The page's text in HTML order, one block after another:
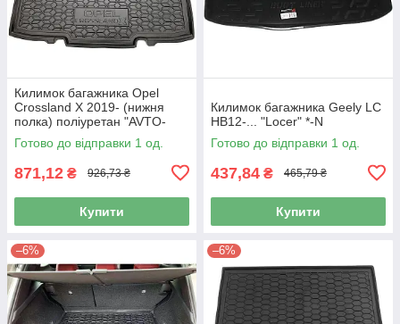
Килимок багажника Opel
Crossland X 2019- (нижня
полка) поліуретан "AVTO-
Gumm" 111799
Готово до відправки 1 од.
871,12 ₴ 926,73 ₴
Купити
Килимок багажника Geely LC
HB12-... "Locer" *-N
Готово до відправки 1 од.
437,84 ₴ 465,79 ₴
Купити
–6% –6%